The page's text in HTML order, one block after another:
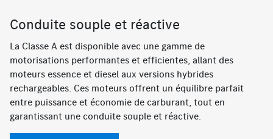
Conduite souple et réactive
La Classe A est disponible avec une gamme de
motorisations performantes et efficientes, allant des
moteurs essence et diesel aux versions hybrides
rechargeables. Ces moteurs offrent un équilibre parfait
entre puissance et économie de carburant, tout en
garantissant une conduite souple et réactive.